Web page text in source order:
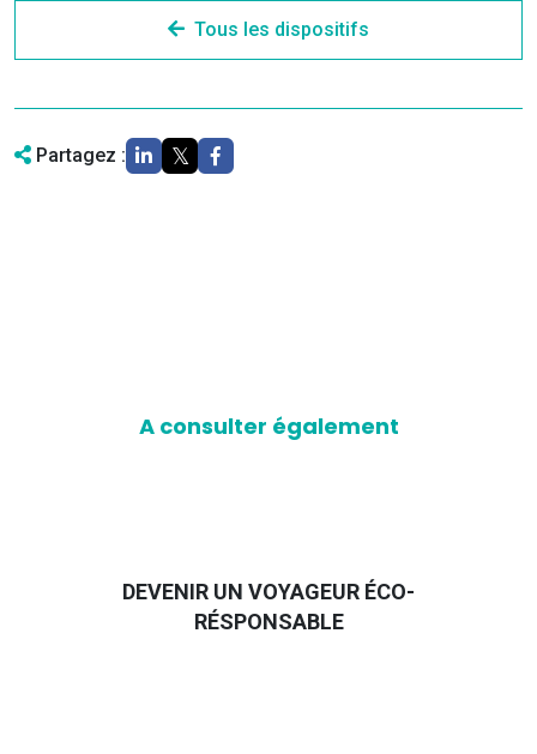
Tous les dispositifs
Partagez :
A consulter également
DEVENIR UN VOYAGEUR ÉCO-
RÉSPONSABLE